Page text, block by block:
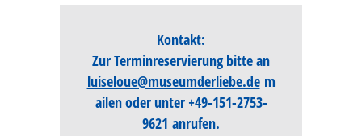
Kontakt:
Zur Terminreservierung bitte an
luiseloue@museumderliebe.de m
ailen oder unter +49-151-2753-
9621 anrufen.